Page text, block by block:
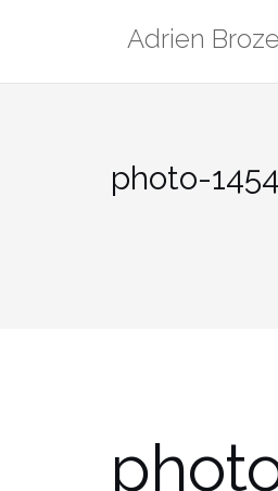
Adrien Broze
photo-